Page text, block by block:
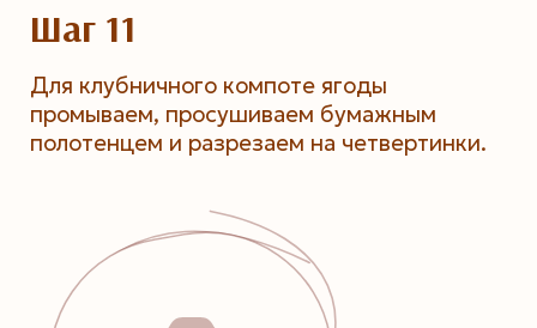
Шаг 11
Для клубничного компоте ягоды
промываем, просушиваем бумажным
полотенцем и разрезаем на четвертинки.